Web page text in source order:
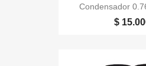
Condensador
$